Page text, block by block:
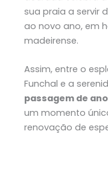
sua praia a servir
ao novo ano, em
madeirense.
Assim, entre o
Funchal e a
passagem de
um momento
renovação de